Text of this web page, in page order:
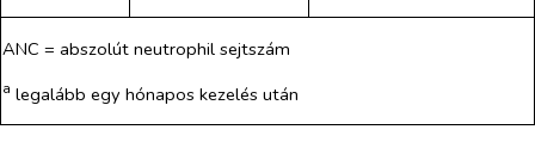
ANC = abszolút neutrophil sejtszám
a legalább egy hónapos kezelés után